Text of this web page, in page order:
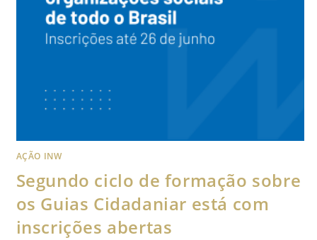
AÇÃO INW
Segundo ciclo de formação sobre
os Guias Cidadaniar está com
inscrições abertas